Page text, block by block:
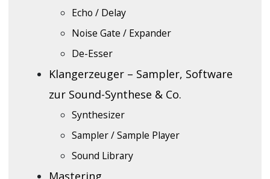
Echo / Delay
Noise Gate / Expander
De-Esser
Klangerzeuger – Sampler, Software
zur Sound-Synthese & Co.
Synthesizer
Sampler / Sample Player
Sound Library
Mastering